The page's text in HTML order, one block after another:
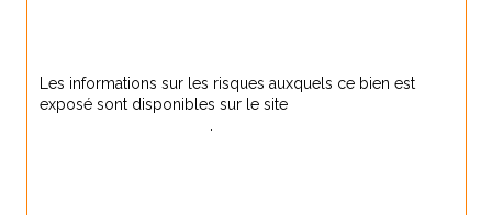
Les informations sur les risques auxquels ce bien est
exposé sont disponibles sur le site